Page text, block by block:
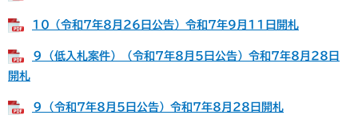
10（令和7年8月26日公告）令和7年9月11日開札
９（低入札案件）（令和7年8月5日公告）令和7年8月28日
開札
９（令和7年8月5日公告）令和7年8月28日開札